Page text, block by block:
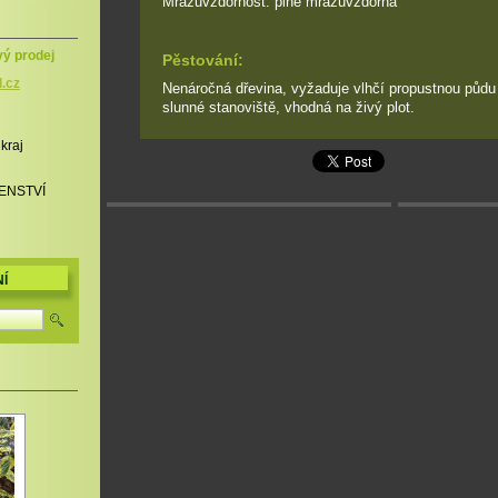
Pěstování:
Nenáročná dřevina, vyžaduje vlhčí propustnou
slunné stanoviště, vhodná na živý plot.
prodej